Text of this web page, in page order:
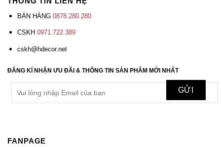
BÁN HÀNG 0878.280.280
CSKH 0971.722.389
cskh@hdecor.net
ĐĂNG KÍ NHẬN ƯU ĐÃI & THÔNG TIN SẢN PHẨM MỚI NHẤT
FANPAGE